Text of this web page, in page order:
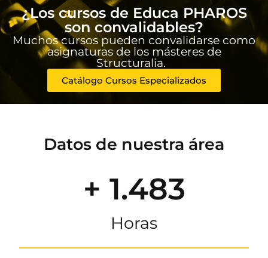
¿Los cursos de Educa PHAROS
son convalidables?
Muchos cursos pueden convalidarse como
asignaturas de los másteres de
Structuralia.
Catálogo Cursos Especializados
Datos de nuestra área
+ 1.483
Horas